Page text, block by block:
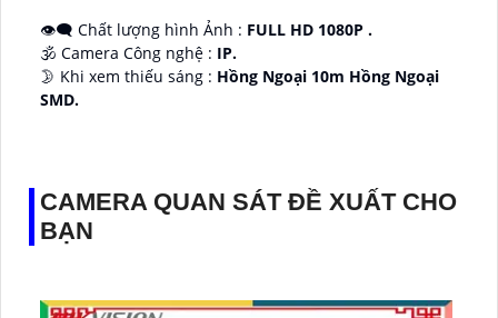
👁️‍🗨 Chất lượng hình Ảnh : FULL HD 1080P .
🕉️ Camera Công nghệ : IP.
🌛 Khi xem thiếu sáng : Hồng Ngoại 10m Hồng Ngoại
SMD.
CAMERA QUAN SÁT ĐỀ XUẤT CHO
BẠN